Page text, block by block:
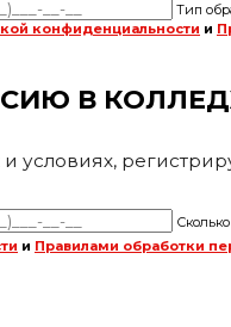
Тип
конфиденциальности и
В
условиях,
и Правилами обработки